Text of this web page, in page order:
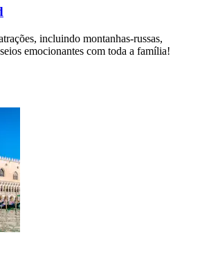
incluindo montanhas-russas,
emocionantes com toda a família!